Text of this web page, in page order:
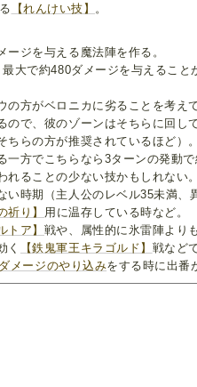
【れんけい技】
。
ジを与える魔法陣を作る。
大で約480ダメージを与えること
方がベロニカに劣ることを考え
ので、彼のゾーンはそちらに回し
ちらの方が推奨されているほど）。
一方でこちらなら3ターンの発動
ることの少ない技かもしれない。
い時期（主人公のレベル35未満、
祈り】 用に温存している時など。
トア】 戦や、属性的に氷雷陣より
く 【鉄鬼軍王キラゴルド】 戦など
メージのやり込みをする時に出番